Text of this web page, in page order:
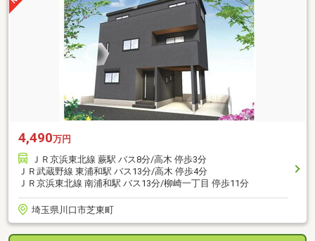
4,490万円
ＪＲ京浜東北線 蕨駅 バス8分/高木 停歩3分
ＪＲ武蔵野線 東浦和駅 バス13分/高木 停歩4分
ＪＲ京浜東北線 南浦和駅 バス13分/柳崎一丁目 停歩11分
埼玉県川口市芝東町